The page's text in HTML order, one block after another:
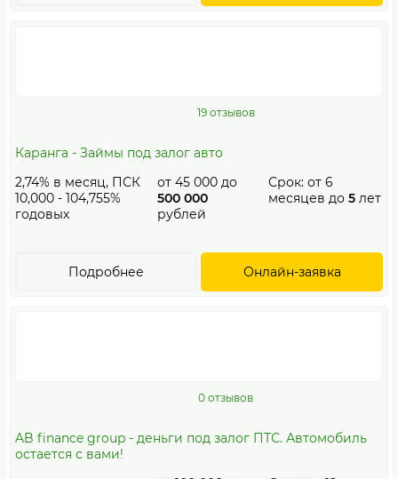
19 отзывов
Каранга - Займы под залог авто
2,74% в месяц, ПСК
10,000 - 104,755%
годовых
от 45 000 до
500 000
рублей
Срок: от 6
месяцев до 5лет
Онлайн-заявка
Подробнее
0 отзывов
AB finance group - деньги под залог ПТС. Автомобиль
остается с вами!